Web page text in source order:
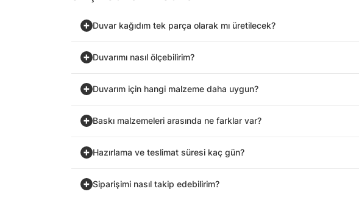
Duvar kağıdım tek parça olarak mı üretilecek?
Duvarımı nasıl ölçebilirim?
Duvarım için hangi malzeme daha uygun?
Baskı malzemeleri arasında ne farklar var?
Hazırlama ve teslimat süresi kaç gün?
Siparişimi nasıl takip edebilirim?